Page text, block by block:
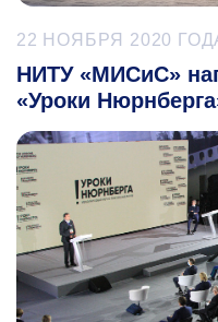
22 НОЯБРЯ 2020
НИТУ «МИСиС»
«Уроки